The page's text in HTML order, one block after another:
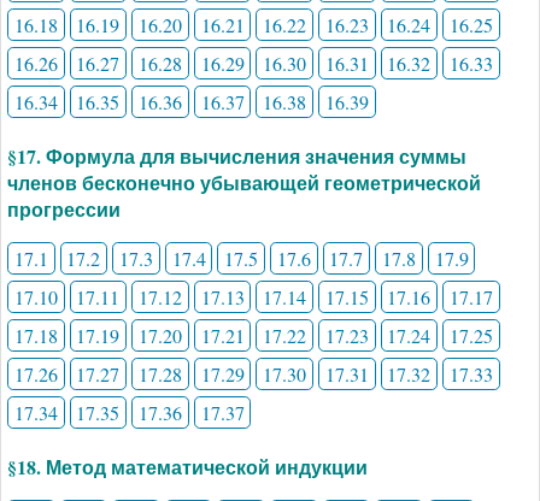
16.18
16.19 16.20 16.21 16.22 16.23 16.24
16.25
16.26
16.27 16.28 16.29 16.30 16.31 16.32
16.33
16.34
16.35 16.36 16.37 16.38 16.39
§17. Формула для вычисления значения суммы
членов бесконечно убывающей геометрической
прогрессии
17.1 17.2 17.3 17.4 17.5 17.6 17.7 17.8
17.9
17.10
17.11 17.12 17.13 17.14 17.15 17.16
17.17
17.18
17.19 17.20 17.21 17.22 17.23 17.24
17.25
17.26
17.27 17.28 17.29 17.30 17.31 17.32
17.33
17.34
17.35 17.36 17.37
§18. Метод математической индукции